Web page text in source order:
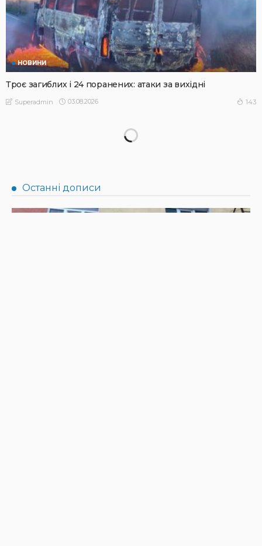
НОВИНИ
Троє загиблих і 24 поранених: атаки за вихідні
Superadmin 03.08.2026 143